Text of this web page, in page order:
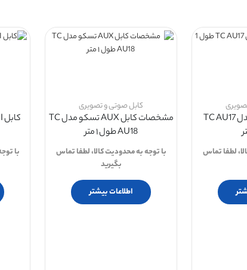
کابل AUX تسکو مدل TC AU17
لطفا تماس
کابل صوتی و تصویری
مشخصات کابل AUX تسکو مدل TC
AU18 طول ۱ متر
با توجه به محدودیت کالا، لطفا تماس
بگیرید
اطلاعات بیشتر
با